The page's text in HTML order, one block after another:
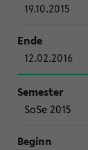
19.10.2015
12.02.2016
SoSe 2015